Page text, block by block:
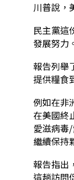
川普說，
民主黨這
發展努力
報告列舉
提供糧食
例如在非
在美國終
愛滋病毒
繼續保持
報告指出
這趟訪問